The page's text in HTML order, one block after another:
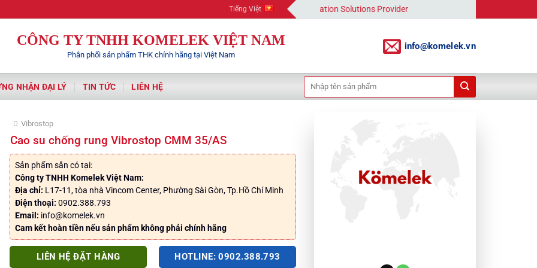
Tiếng Việt
Komelek | Your Automation Solutions Provider
CÔNG TY TNHH KOMELEK VIỆT NAM
Phân phối sản phẩm THK chính hãng tại Việt Nam
info@komelek.vn
NHẬN ĐẠI LÝ TIN TỨC LIÊN HỆ
Tìm
kiếm:
Vibrostop
Cao su chống rung Vibrostop CMM 35/AS
Sản phẩm sẵn có tại:
Công ty TNHH Komelek Việt Nam:
Địa chỉ: L17-11, tòa nhà Vincom Center, Phường Sài Gòn, Tp.Hồ Chí Minh
Điện thoại: 0902.388.793
Email: info@komelek.vn
Cam kết hoàn tiền nếu sản phẩm không phải chính hãng
LIÊN HỆ ĐẶT HÀNG HOTLINE: 0902.388.793